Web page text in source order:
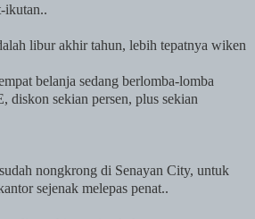
ikutan..
libur akhir tahun, lebih tepatnya wiken
belanja sedang berlomba-lomba
, diskon sekian persen, plus sekian
nongkrong di Senayan City, untuk
sejenak melepas penat..